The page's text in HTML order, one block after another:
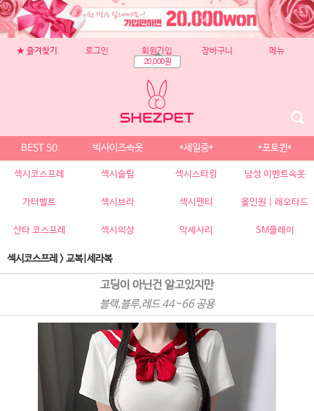
★ 즐겨찾기 로그인 회원가입
20,000원
장바구니 메뉴
BEST 50 빅사이즈속옷 *세일중* *포토퀸*
섹시코스프레 섹시슬립 섹시스타킹 남성 이벤트속옷
가터벨트 섹시브라 섹시팬티 올인원 | 레오타드
산타 코스프레 섹시의상 악세사리 SM플레이
섹시코스프레 >교복|세라복
고딩이 아닌건 알고있지만
블랙,블루,레드 44~66 공용